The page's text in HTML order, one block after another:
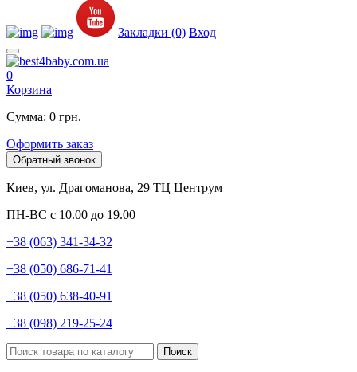
Закладки (0) Вход
0
Корзина
Сумма: 0 грн.
Оформить заказ
Обратный звонок
Киев, ул. Драгоманова, 29 ТЦ Центрум
ПН-ВС с 10.00 до 19.00
+38 (063) 341-34-32
+38 (050) 686-71-41
+38 (050) 638-40-91
+38 (098) 219-25-24
Поиск